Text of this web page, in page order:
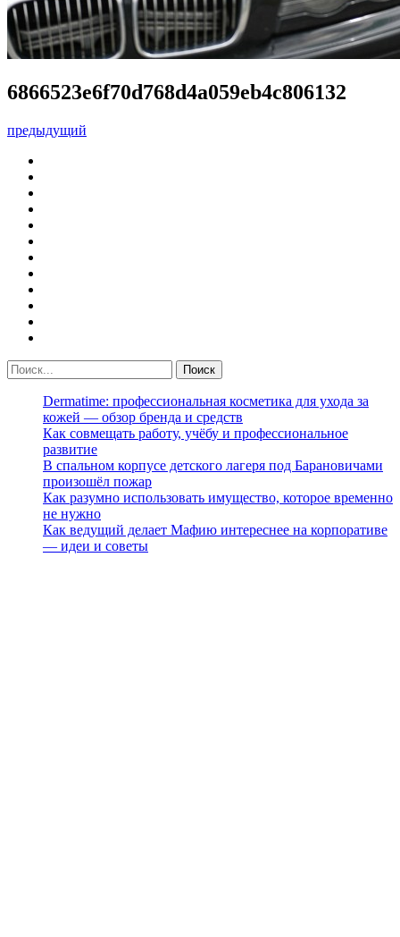
6866523e6f70d768d4a059eb4c806132
предыдущий
Dermatime: профессиональная косметика для ухода за
кожей — обзор бренда и средств
Как совмещать работу, учёбу и профессиональное
развитие
В спальном корпусе детского лагеря под Барановичами
произошёл пожар
Как разумно использовать имущество, которое временно
не нужно
Как ведущий делает Мафию интереснее на корпоративе
— идеи и советы